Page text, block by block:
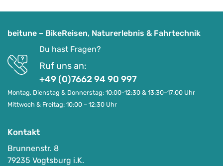
beitune – BikeReisen, Naturerlebnis & Fahrtechnik
Du hast Fragen?
Ruf uns an:
+49 (0)7662 94 90 997
Montag, Dienstag & Donnerstag: 10:00-12:30 & 13:30–17:00 Uhr
Mittwoch & Freitag: 10:00 – 12:30 Uhr
Kontakt
Brunnenstr. 8
79235 Vogtsburg i.K.